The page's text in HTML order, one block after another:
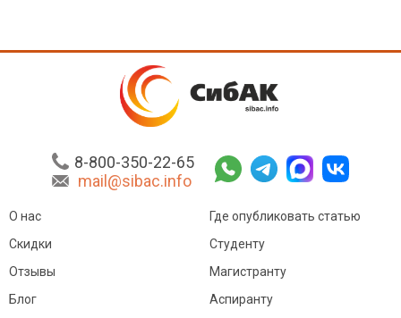
8-800-350-22-65
mail@sibac.info
О нас
Скидки
Отзывы
Блог
Где опубликовать статью
Студенту
Магистранту
Аспиранту